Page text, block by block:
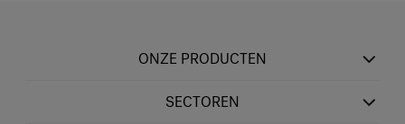
ONZE PRODUCTEN
SECTOREN